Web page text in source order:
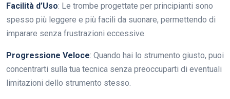
Facilità d’Uso: Le trombe progettate per principianti sono
spesso più leggere e più facili da suonare, permettendo di
imparare senza frustrazioni eccessive.
Progressione Veloce: Quando hai lo strumento giusto, puoi
concentrarti sulla tua tecnica senza preoccuparti di eventuali
limitazioni dello strumento stesso.